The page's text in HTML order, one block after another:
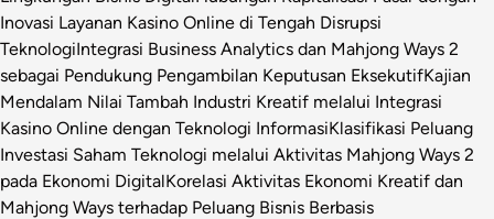
Inovasi Layanan Kasino Online di Tengah Disrupsi
TeknologiIntegrasi Business Analytics dan Mahjong Ways 2
sebagai Pendukung Pengambilan Keputusan EksekutifKajian
Mendalam Nilai Tambah Industri Kreatif melalui Integrasi
Kasino Online dengan Teknologi InformasiKlasifikasi Peluang
Investasi Saham Teknologi melalui Aktivitas Mahjong Ways 2
pada Ekonomi DigitalKorelasi Aktivitas Ekonomi Kreatif dan
Mahjong Ways terhadap Peluang Bisnis Berbasis